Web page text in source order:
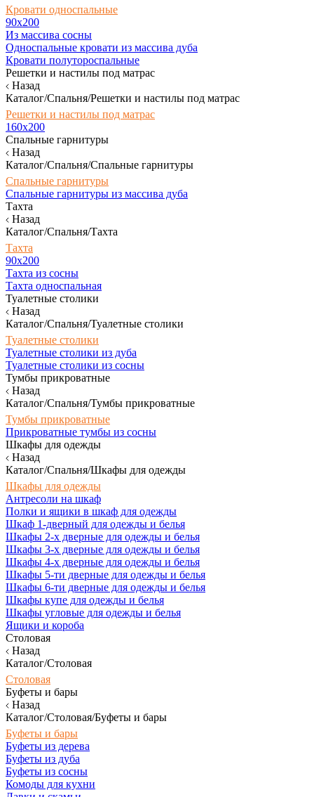
Кровати односпальные
90х200
Из массива сосны
Односпальные кровати из массива дуба
Кровати полутороспальные
Решетки и настилы под матрас
Назад
Каталог/Спальня/Решетки и настилы под матрас
Решетки и настилы под матрас
160х200
Спальные гарнитуры
Назад
Каталог/Спальня/Спальные гарнитуры
Спальные гарнитуры
Спальные гарнитуры из массива дуба
Тахта
Назад
Каталог/Спальня/Тахта
Тахта
90х200
Тахта из сосны
Тахта односпальная
Туалетные столики
Назад
Каталог/Спальня/Туалетные столики
Туалетные столики
Туалетные столики из дуба
Туалетные столики из сосны
Тумбы прикроватные
Назад
Каталог/Спальня/Тумбы прикроватные
Тумбы прикроватные
Прикроватные тумбы из сосны
Шкафы для одежды
Назад
Каталог/Спальня/Шкафы для одежды
Шкафы для одежды
Антресоли на шкаф
Полки и ящики в шкаф для одежды
Шкаф 1-дверный для одежды и белья
Шкафы 2-х дверные для одежды и белья
Шкафы 3-х дверные для одежды и белья
Шкафы 4-х дверные для одежды и белья
Шкафы 5-ти дверные для одежды и белья
Шкафы 6-ти дверные для одежды и белья
Шкафы купе для одежды и белья
Шкафы угловые для одежды и белья
Ящики и короба
Столовая
Назад
Каталог/Столовая
Столовая
Буфеты и бары
Назад
Каталог/Столовая/Буфеты и бары
Буфеты и бары
Буфеты из дерева
Буфеты из дуба
Буфеты из сосны
Комоды для кухни